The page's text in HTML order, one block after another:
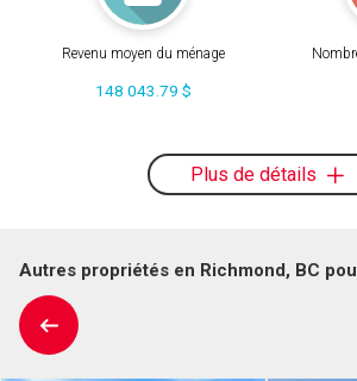
Revenu moyen du ménage
148 043.79 $
Plus de détails
Autres propriétés en Richmond, BC